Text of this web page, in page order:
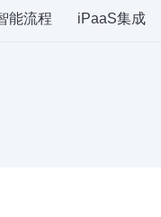
能流程 iPaaS集成